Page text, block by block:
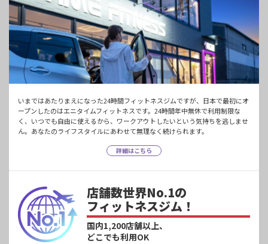
いまではあたりまえになった24時間フィットネスジムですが、日本で最初にオ
ープンしたのはエニタイムフィットネスです。24時間年中無休で利用制限な
く、いつでも自由に使えるから、ワークアウトしたいという気持ちを逃しませ
ん。あなたのライフスタイルにあわせて無理なく続けられます。
詳細はこちら
店舗数世界No.1の
フィットネスジム！
国内1,200店舗以上、
どこでも利用OK